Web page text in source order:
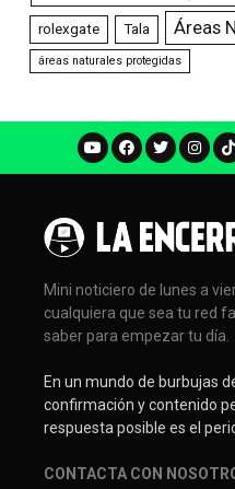
rolexgate Tala Áreas
áreas naturales protegidas
Mini noticiero de lunes a
cualquiera que sea tu red
saber para empezar tu día.
En un mundo de burbujas
confirmación y contenido
respuesta posible es el
CONTACTA CON